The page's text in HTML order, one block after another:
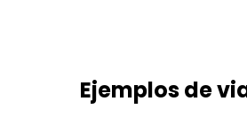
Ejemplos de